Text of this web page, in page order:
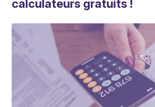
calculateurs gratuits !